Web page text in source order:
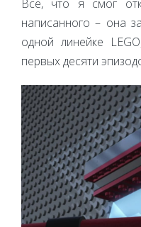
Всё, что я смог
написанного – она
одной линейке
первых десяти